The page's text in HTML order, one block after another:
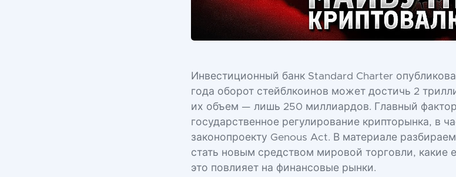
Инвестиционный банк Standard Charter
года оборот стейблкоинов может достичь 2
их объем — лишь 250 миллиардов. Главный
государственное регулирование крипторынка, в
законопроекту Genous Act. В материале
стать новым средством мировой торговли, какие
это повлияет на финансовые рынки.